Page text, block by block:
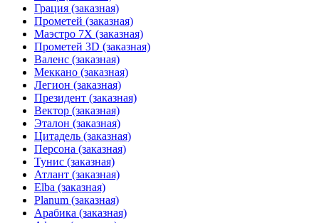
Грация (заказная)
Прометей (заказная)
Маэстро 7Х (заказная)
Прометей 3D (заказная)
Валенс (заказная)
Меккано (заказная)
Легион (заказная)
Президент (заказная)
Вектор (заказная)
Эталон (заказная)
Цитадель (заказная)
Персона (заказная)
Тунис (заказная)
Атлант (заказная)
Elba (заказная)
Planum (заказная)
Арабика (заказная)